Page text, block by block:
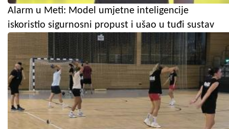
Alarm u Meti: Model umjetne inteligencije
iskoristio sigurnosni propust i ušao u tuđi sustav